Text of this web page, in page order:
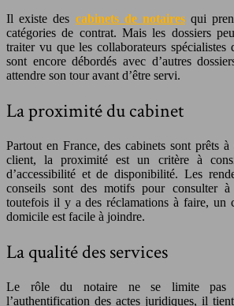
Il existe des cabinets de notaires qui
catégories de contrat. Mais les dossiers
traiter vu que les collaborateurs spécialistes
sont encore débordés avec d’autres
attendre son tour avant d’être servi.
La proximité du cabinet
Partout en France, des cabinets sont prêts
client, la proximité est un critère à
d’accessibilité et de disponibilité. Les
conseils sont des motifs pour consulter à
toutefois il y a des réclamations à faire, un
domicile est facile à joindre.
La qualité des services
Le rôle du notaire ne se limite pas
l’authentification des actes juridiques, il